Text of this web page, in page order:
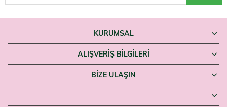
KURUMSAL
ALIŞVERİŞ BİLGİLERİ
BIZE ULAŞIN